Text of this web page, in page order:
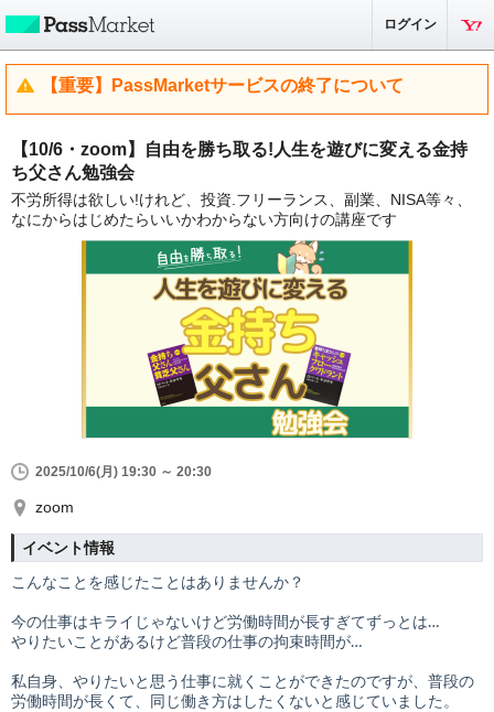
ログイン
【重要】PassMarketサービスの終了について
【10/6・zoom】自由を勝ち取る!人生を遊びに変える金持
ち父さん勉強会
不労所得は欲しい!けれど、投資.フリーランス、副業、NISA等々、
なにからはじめたらいいかわからない方向けの講座です
2025/10/6(月) 19:30 ～ 20:30
zoom
イベント情報
こんなことを感じたことはありませんか？
今の仕事はキライじゃないけど労働時間が長すぎてずっとは…
やりたいことがあるけど普段の仕事の拘束時間が…
私自身、やりたいと思う仕事に就くことができたのですが、普段の
労働時間が長くて、同じ働き方はしたくないと感じていました。